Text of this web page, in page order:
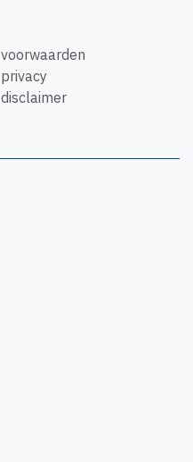
voorwaarden
privacy
disclaimer